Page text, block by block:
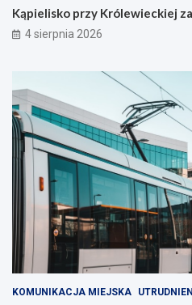
Kąpielisko przy Królewieckiej
4 sierpnia 2026
KOMUNIKACJA MIEJSKA